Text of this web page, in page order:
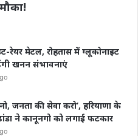
रेयर मेटल, रोहतास में ग्लूकोनाइट
खनन संभावनाएं
जनता की सेवा करो’, हरियाणा के
ने कानूनगो को लगाई फटकार